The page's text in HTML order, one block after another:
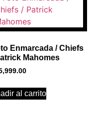
Enmarcada / Chiefs
Mahomes
al carrito